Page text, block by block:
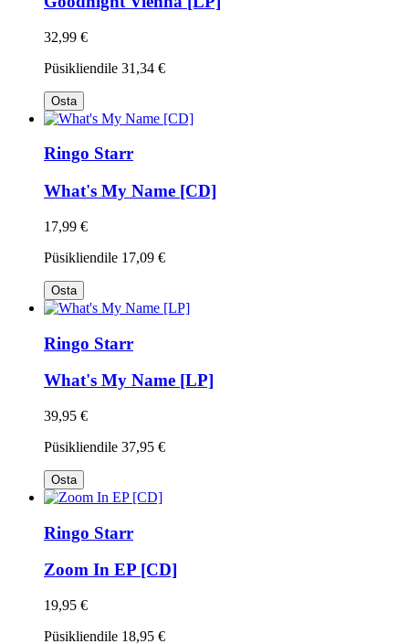
32,99 €
Püsikliendile 31,34 €
Osta
Ringo Starr
What's My Name [CD]
17,99 €
Püsikliendile 17,09 €
Osta
Ringo Starr
What's My Name [LP]
39,95 €
Püsikliendile 37,95 €
Osta
Ringo Starr
Zoom In EP [CD]
19,95 €
Püsikliendile 18,95 €